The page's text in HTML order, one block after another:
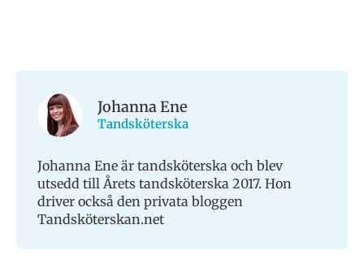
Johanna Ene
Tandsköterska
Johanna Ene är tandsköterska och blev
utsedd till Årets tandsköterska 2017. Hon
driver också den privata bloggen
Tandsköterskan.net